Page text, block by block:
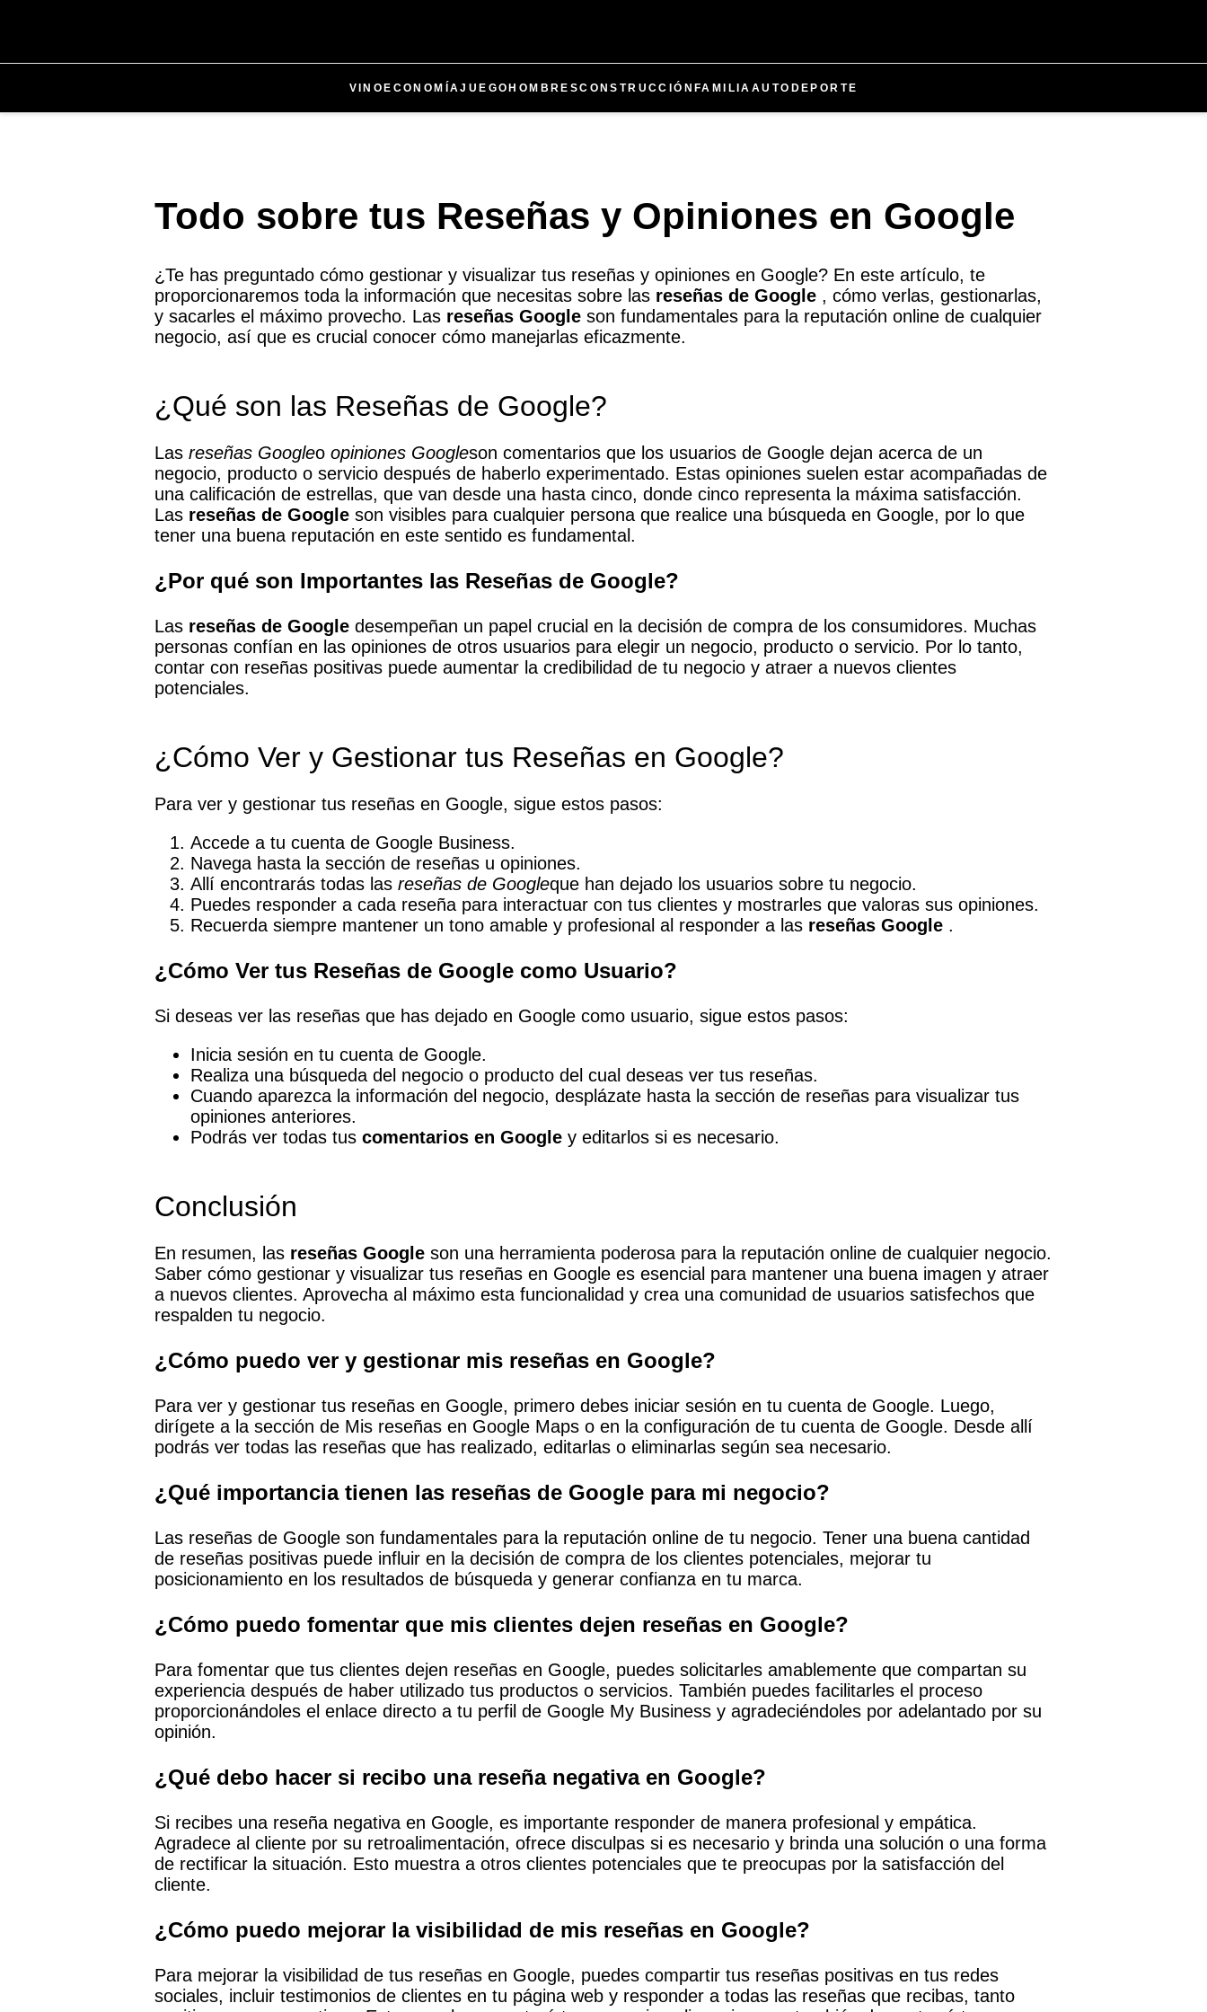
VINO ECONOMÍAJUEGO HOMBRESCONSTRUCCIÓN FAMILIA AUTO DEPORTE
Todo sobre tus Reseñas y Opiniones en Google
¿Te has preguntado cómo gestionar y visualizar tus reseñas y opiniones en Google? En este artículo, te
proporcionaremos toda la información que necesitas sobre las reseñas de Google , cómo verlas, gestionarlas,
y sacarles el máximo provecho. Las reseñas Google son fundamentales para la reputación online de cualquier
negocio, así que es crucial conocer cómo manejarlas eficazmente.
¿Qué son las Reseñas de Google?
Las reseñas Googleo opiniones Googleson comentarios que los usuarios de Google dejan acerca de un
negocio, producto o servicio después de haberlo experimentado. Estas opiniones suelen estar acompañadas de
una calificación de estrellas, que van desde una hasta cinco, donde cinco representa la máxima satisfacción.
Las reseñas de Google son visibles para cualquier persona que realice una búsqueda en Google, por lo que
tener una buena reputación en este sentido es fundamental.
¿Por qué son Importantes las Reseñas de Google?
Las reseñas de Google desempeñan un papel crucial en la decisión de compra de los consumidores. Muchas
personas confían en las opiniones de otros usuarios para elegir un negocio, producto o servicio. Por lo tanto,
contar con reseñas positivas puede aumentar la credibilidad de tu negocio y atraer a nuevos clientes
potenciales.
¿Cómo Ver y Gestionar tus Reseñas en Google?
Para ver y gestionar tus reseñas en Google, sigue estos pasos:
Accede a tu cuenta de Google Business.
Navega hasta la sección de reseñas u opiniones.
Allí encontrarás todas las reseñas de Googleque han dejado los usuarios sobre tu negocio.
Puedes responder a cada reseña para interactuar con tus clientes y mostrarles que valoras sus opiniones.
Recuerda siempre mantener un tono amable y profesional al responder a las reseñas Google .
¿Cómo Ver tus Reseñas de Google como Usuario?
Si deseas ver las reseñas que has dejado en Google como usuario, sigue estos pasos:
Inicia sesión en tu cuenta de Google.
Realiza una búsqueda del negocio o producto del cual deseas ver tus reseñas.
Cuando aparezca la información del negocio, desplázate hasta la sección de reseñas para visualizar tus
opiniones anteriores.
Podrás ver todas tus comentarios en Google y editarlos si es necesario.
Conclusión
En resumen, las reseñas Google son una herramienta poderosa para la reputación online de cualquier negocio.
Saber cómo gestionar y visualizar tus reseñas en Google es esencial para mantener una buena imagen y atraer
a nuevos clientes. Aprovecha al máximo esta funcionalidad y crea una comunidad de usuarios satisfechos que
respalden tu negocio.
¿Cómo puedo ver y gestionar mis reseñas en Google?
Para ver y gestionar tus reseñas en Google, primero debes iniciar sesión en tu cuenta de Google. Luego,
dirígete a la sección de Mis reseñas en Google Maps o en la configuración de tu cuenta de Google. Desde allí
podrás ver todas las reseñas que has realizado, editarlas o eliminarlas según sea necesario.
¿Qué importancia tienen las reseñas de Google para mi negocio?
Las reseñas de Google son fundamentales para la reputación online de tu negocio. Tener una buena cantidad
de reseñas positivas puede influir en la decisión de compra de los clientes potenciales, mejorar tu
posicionamiento en los resultados de búsqueda y generar confianza en tu marca.
¿Cómo puedo fomentar que mis clientes dejen reseñas en Google?
Para fomentar que tus clientes dejen reseñas en Google, puedes solicitarles amablemente que compartan su
experiencia después de haber utilizado tus productos o servicios. También puedes facilitarles el proceso
proporcionándoles el enlace directo a tu perfil de Google My Business y agradeciéndoles por adelantado por su
opinión.
¿Qué debo hacer si recibo una reseña negativa en Google?
Si recibes una reseña negativa en Google, es importante responder de manera profesional y empática.
Agradece al cliente por su retroalimentación, ofrece disculpas si es necesario y brinda una solución o una forma
de rectificar la situación. Esto muestra a otros clientes potenciales que te preocupas por la satisfacción del
cliente.
¿Cómo puedo mejorar la visibilidad de mis reseñas en Google?
Para mejorar la visibilidad de tus reseñas en Google, puedes compartir tus reseñas positivas en tus redes
sociales, incluir testimonios de clientes en tu página web y responder a todas las reseñas que recibas, tanto